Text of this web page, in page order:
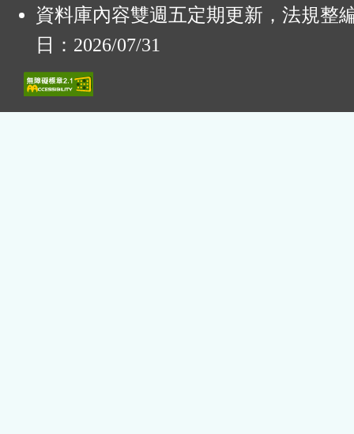
資料庫內容雙週五定期更新，法規整
日：2026/07/31